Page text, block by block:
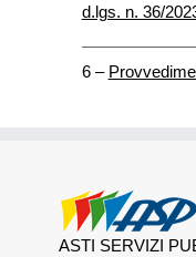
d.lgs. n. 36/
6 –
ASTI SERVIZI